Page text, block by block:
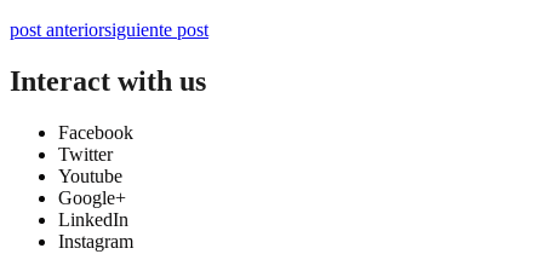
post anteriorsiguiente post
Interact with us
Facebook
Twitter
Youtube
Google+
LinkedIn
Instagram